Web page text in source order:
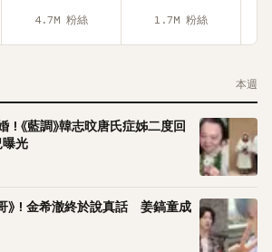
4.7M 粉絲 1.7M 粉絲
本週
！《藍調》韓志旼唐氏症姊二度回
光
》！金希澈終於說真話 姜鎬童成